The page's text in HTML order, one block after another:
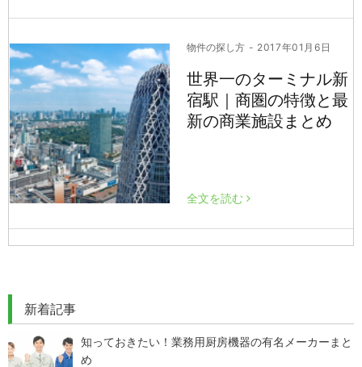
物件の探し方 - 2017年01月6日
世界一のターミナル新
宿駅｜商圏の特徴と最
新の商業施設まとめ
全文を読む
新着記事
知っておきたい！業務用厨房機器の有名メーカーまと
め